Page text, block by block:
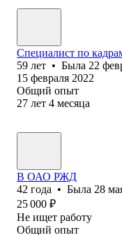
Специалист по
59 лет • Была 22
15 февраля 2022
Общий опыт
27 лет 4 месяца
В ОАО РЖД
42 года • Была 28
25 000 ₽
Не ищет работу
Общий опыт